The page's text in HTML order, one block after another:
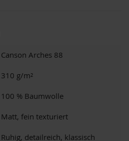
Canson Arches 88
310 g/m²
100 % Baumwolle
Matt, fein texturiert
Ruhig, detailreich, klassisch